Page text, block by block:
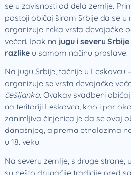
se u zavisnosti od dela zemlje.
postoji običaj širom Srbije da se u
organizuje neka vrsta devojačke
večeri. Ipak na jugu i severu
razlike u samom načinu proslave.
Na jugu Srbije, tačnije u Leskovcu
organizuje se vrsta devojačke
češljanka. Ovakav svadbeni
na teritoriji Leskovca, kao i par
zanimljiva činjenica je da se ovaj
današnjeg, a prema etnolozima
u 18. veku.
Na severu zemlje, s druge strane,
su nešto drugačije tradicije pred